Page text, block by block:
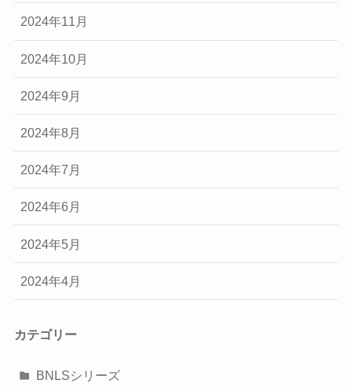
2024年11月
2024年10月
2024年9月
2024年8月
2024年7月
2024年6月
2024年5月
2024年4月
カテゴリー
BNLSシリーズ